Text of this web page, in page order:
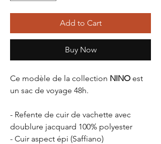
Add to Cart
Buy Now
Ce modèle de la collection NINOest
un sac de voyage 48h.
- Refente de cuir de vachette avec
doublure jacquard 100% polyester
- Cuir aspect épi (Saffiano)